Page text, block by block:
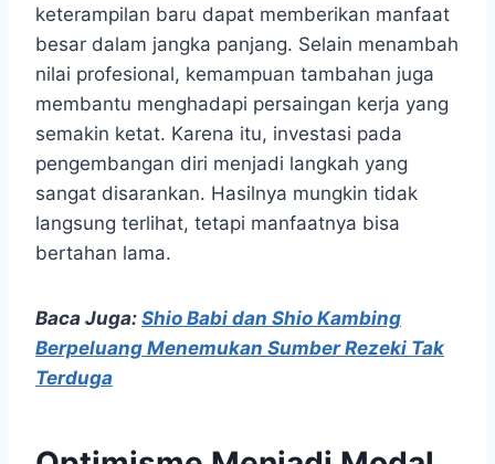
keterampilan baru dapat memberikan manfaat
besar dalam jangka panjang. Selain menambah
nilai profesional, kemampuan tambahan juga
membantu menghadapi persaingan kerja yang
semakin ketat. Karena itu, investasi pada
pengembangan diri menjadi langkah yang
sangat disarankan. Hasilnya mungkin tidak
langsung terlihat, tetapi manfaatnya bisa
bertahan lama.
Baca Juga: Shio Babi dan Shio Kambing
Berpeluang Menemukan Sumber Rezeki Tak
Terduga